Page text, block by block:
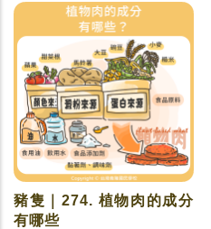
豬隻｜274. 植物肉的成分
有哪些